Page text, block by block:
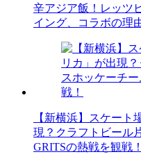
辛アジア飯！レッツ
イング、コラボの理
【新横浜】スケート
現？クラフトビール
GRITSの熱戦を観戦！